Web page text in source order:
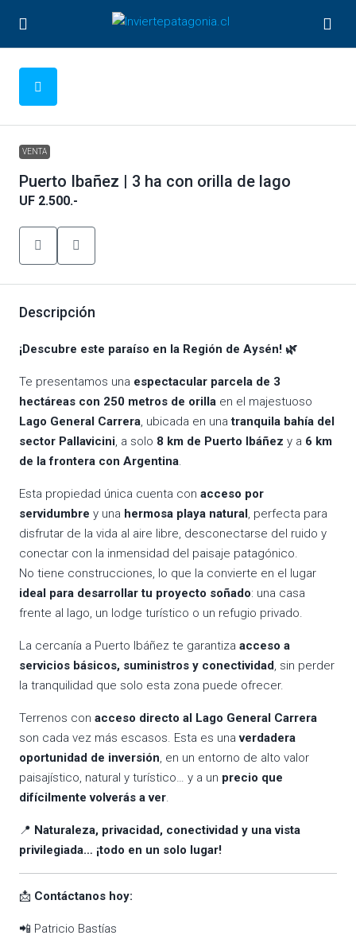
VENTA
Puerto Ibañez | 3 ha con orilla de lago
UF 2.500.-
Descripción
¡Descubre este paraíso en la Región de Aysén! 🌿
Te presentamos una espectacular parcela de 3
hectáreas con 250 metros de orilla en el majestuoso
Lago General Carrera, ubicada en unatranquila bahía del
sector Pallavicini, a solo 8 km de Puerto Ibáñez y a 6 km
de la frontera con Argentina.
Esta propiedad única cuenta con acceso por
servidumbre y una hermosa playa natural, perfecta para
disfrutar de la vida al aire libre, desconectarse del ruido y
conectar con la inmensidad del paisaje patagónico.
No tiene construcciones, lo que la convierte en el lugar
ideal para desarrollar tu proyecto soñado: una casa
frente al lago, un lodge turístico o un refugio privado.
La cercanía a Puerto Ibáñez te garantiza acceso a
servicios básicos, suministros y conectividad, sin perder
la tranquilidad que solo esta zona puede ofrecer.
Terrenos con acceso directo al Lago General Carrera
son cada vez más escasos. Esta es unaverdadera
oportunidad de inversión, en un entorno de alto valor
paisajístico, natural y turístico… y a un precio que
difícilmente volverás a ver.
📍 Naturaleza, privacidad, conectividad y una vista
privilegiada… ¡todo en un solo lugar!
📩 Contáctanos hoy:
📲 Patricio Bastías